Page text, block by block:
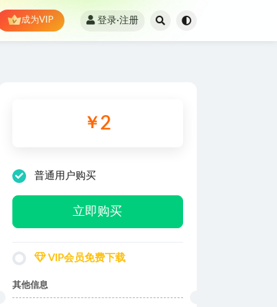
成为VIP 登录·注册
￥ 2
普通用户购买
立即购买
VIP会员免费下载
其他信息